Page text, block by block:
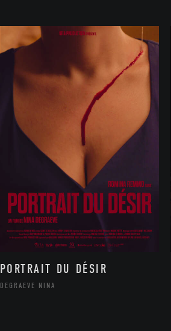
PORTRAIT DU DÉSIR
DEGRAEVE NINA